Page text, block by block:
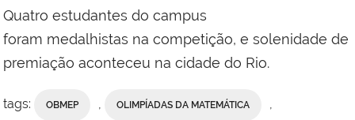
Quatro estudantes do campus
foram medalhistas na competição, e solenidade de
premiação aconteceu na cidade do Rio.
tags: OBMEP , OLIMPÍADAS DA MATEMÁTICA ,